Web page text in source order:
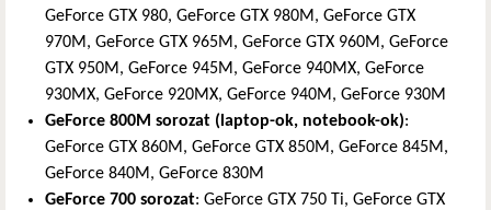
GeForce GTX 980, GeForce GTX 980M, GeForce GTX
970M, GeForce GTX 965M, GeForce GTX 960M, GeForce
GTX 950M, GeForce 945M, GeForce 940MX, GeForce
930MX, GeForce 920MX, GeForce 940M, GeForce 930M
GeForce 800M sorozat (laptop-ok, notebook-ok):
GeForce GTX 860M, GeForce GTX 850M, GeForce 845M,
GeForce 840M, GeForce 830M
GeForce 700 sorozat: GeForce GTX 750 Ti, GeForce GTX